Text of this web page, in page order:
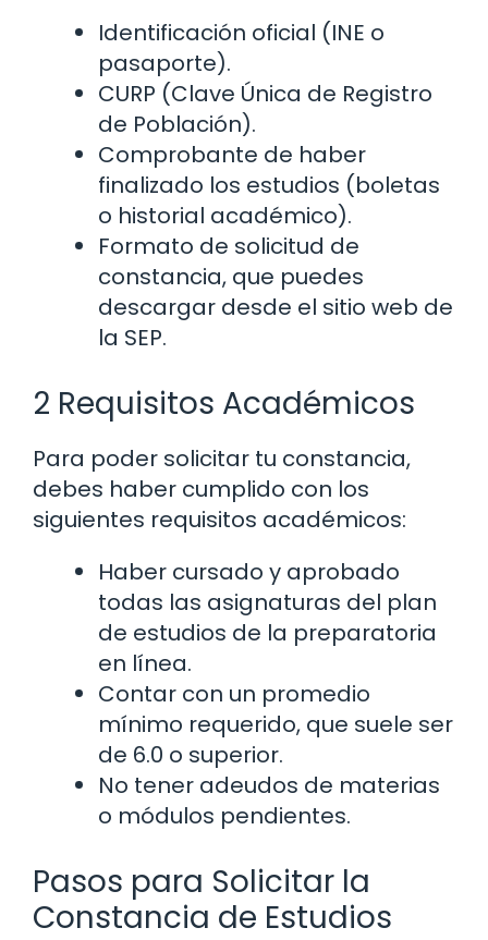
Identificación oficial (INE o
pasaporte).
CURP (Clave Única de Registro
de Población).
Comprobante de haber
finalizado los estudios (boletas
o historial académico).
Formato de solicitud de
constancia, que puedes
descargar desde el sitio web de
la SEP.
2 Requisitos Académicos
Para poder solicitar tu constancia,
debes haber cumplido con los
siguientes requisitos académicos:
Haber cursado y aprobado
todas las asignaturas del plan
de estudios de la preparatoria
en línea.
Contar con un promedio
mínimo requerido, que suele ser
de 6.0 o superior.
No tener adeudos de materias
o módulos pendientes.
Pasos para Solicitar la
Constancia de Estudios